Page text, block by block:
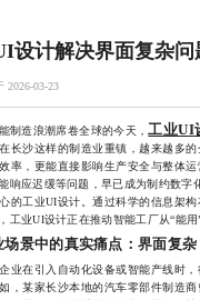
设计解决界面复杂问
2026-03-23
造浪潮席卷全球的今天，工业UI
长沙这样的制造业重镇，越来越多
率，更能直接影响生产安全与整体
响应迟缓等问题，早已成为制约数字
的工业UI设计。通过科学的信息架
工业UI设计正在推动智能工厂从“能用
场景中的真实痛点：界面复
在引入自动化设备或智能产线时，
，某家长沙本地的汽车零部件制造